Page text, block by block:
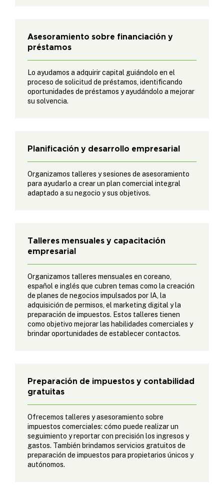
Asesoramiento sobre financiación y
préstamos
Lo ayudamos a adquirir capital guiándolo en el
proceso de solicitud de préstamos, identificando
oportunidades de préstamos y ayudándolo a mejorar
su solvencia.
Planificación y desarrollo empresarial
Organizamos talleres y sesiones de asesoramiento
para ayudarlo a crear un plan comercial integral
adaptado a su negocio y sus objetivos.
Talleres mensuales y capacitación
empresarial
Organizamos talleres mensuales en coreano,
español e inglés que cubren temas como la creación
de planes de negocios impulsados ​​por IA, la
adquisición de permisos, el marketing digital y la
preparación de impuestos. Estos talleres tienen
como objetivo mejorar las habilidades comerciales y
brindar oportunidades de establecer contactos.
Preparación de impuestos y contabilidad
gratuitas
Ofrecemos talleres y asesoramiento sobre
impuestos comerciales: cómo puede realizar un
seguimiento y reportar con precisión los ingresos y
gastos. También brindamos servicios gratuitos de
preparación de impuestos para propietarios únicos y
autónomos.